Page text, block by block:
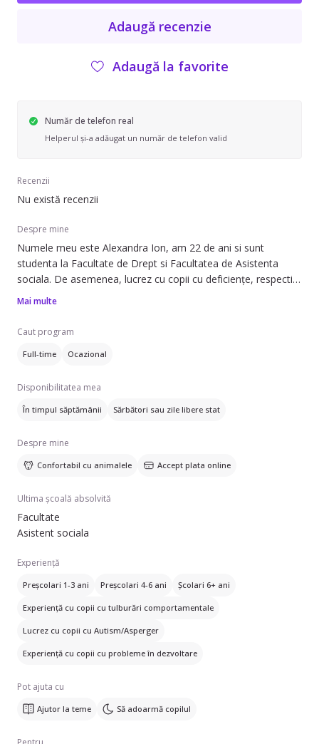
Adaugă recenzie
Adaugă la favorite
Număr de telefon real
Helperul și-a adăugat un număr de telefon valid
Recenzii
Nu există recenzii
Despre mine
Numele meu este Alexandra Ion, am 22 de ani si sunt
studenta la Facultate de Drept si Facultatea de Asistenta
sociala. De asemenea, lucrez cu copii cu deficiențe, respectiv
autism. Am experiență in lucrul cu copiii de 3 ani, plus un
Ma descurc atat cu copii tipici cat si cu cei cu cerinte speciale.
Pot ajuta si cu partea de meditatii.
Doresc sa va ajut in 3 zile din saptamana, respectiv luni, marti
Mai multe
Caut program
Full-time Ocazional
Disponibilitatea mea
În timpul săptămânii Sărbători sau zile libere stat
Despre mine
Confortabil cu animalele Accept plata online
Ultima școală absolvită
Facultate
Asistent sociala
Experiență
Preșcolari 1-3 ani Preșcolari 4-6 ani Școlari 6+ ani
Experiență cu copii cu tulburări comportamentale
Lucrez cu copii cu Autism/Asperger
Experiență cu copii cu probleme în dezvoltare
Pot ajuta cu
Ajutor la teme Să adoarmă copilul